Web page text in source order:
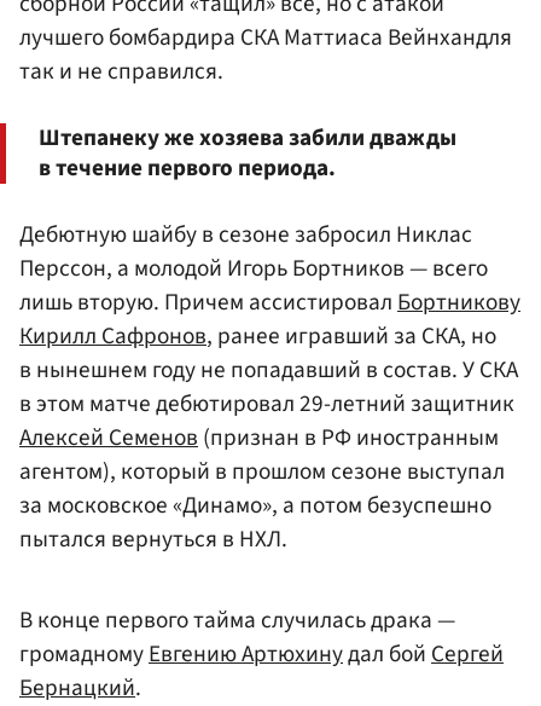
лучшего бомбардира СКАМаттиаса Вейнхандля
так и не справился.
Штепанеку же хозяева забили дважды
в течение первого периода.
Дебютную шайбу в сезоне забросил Никлас
Перссон, а молодой Игорь Бортников — всего
лишь вторую. Причем ассистировалБортникову
Кирилл Сафронов, ранее игравший за СКА, но
в нынешнем году не попадавший в состав. У СКА
в этом матче дебютировал 29-летний защитник
Алексей Семенов(признан в РФ иностранным
агентом), который в прошлом сезоне выступал
за московское «Динамо», а потом безуспешно
пытался вернуться в НХЛ.
В конце первого тайма случилась драка —
громадномуЕвгению Артюхинудал бойСергей
Бернацкий.